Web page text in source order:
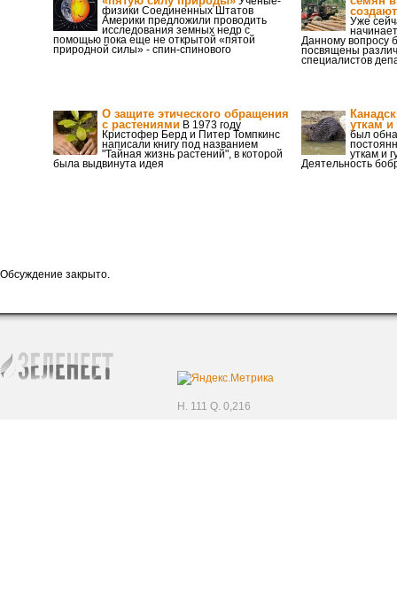
физики Соединенных Штатов
Америки предложили проводить
исследования земных недр с
помощью пока еще не открытой «пятой
природной силы» - спин-спинового
Уже
Данному вопросу
посвящены
специалистов
О защите этического обращения
с растениями В 1973 году
Кристофер Берд и Питер Томпкинс
написали книгу под названием
"Тайная жизнь растений", в которой
была выдвинута идея
уткам и
был
уткам и
Деятельность
Обсуждение закрыто.
H. 111 Q. 0,216